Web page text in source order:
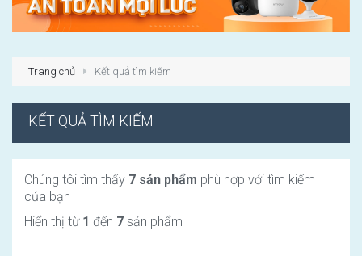
Trang chủ Kết quả tìm kiếm
KẾT QUẢ TÌM KIẾM
Chúng tôi tìm thấy 7 sản phẩm phù hợp với tìm kiếm
của bạn
Hiển thị từ 1 đến 7 sản phẩm